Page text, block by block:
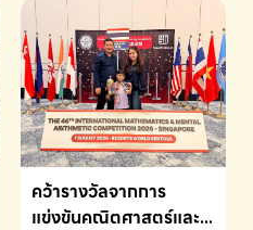
คว้ารางวัลจากการ
แข่งขันคณิตศาสตร์และ